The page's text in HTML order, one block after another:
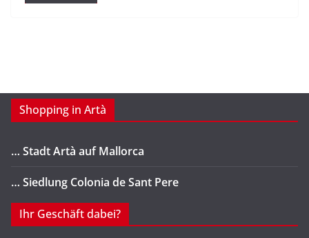
Shopping in Artà
… Stadt Artà auf Mallorca
… Siedlung Colonia de Sant Pere
Ihr Geschäft dabei?